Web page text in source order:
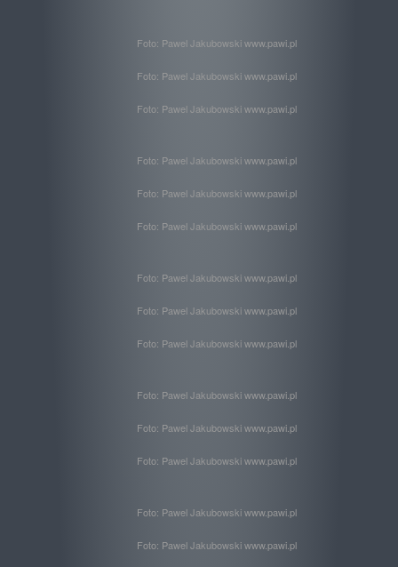
Foto: Pawel Jakubowski www.pawi.pl
Foto: Pawel Jakubowski www.pawi.pl
Foto: Pawel Jakubowski www.pawi.pl
Foto: Pawel Jakubowski www.pawi.pl
Foto: Pawel Jakubowski www.pawi.pl
Foto: Pawel Jakubowski www.pawi.pl
Foto: Pawel Jakubowski www.pawi.pl
Foto: Pawel Jakubowski www.pawi.pl
Foto: Pawel Jakubowski www.pawi.pl
Foto: Pawel Jakubowski www.pawi.pl
Foto: Pawel Jakubowski www.pawi.pl
Foto: Pawel Jakubowski www.pawi.pl
Foto: Pawel Jakubowski www.pawi.pl
Foto: Pawel Jakubowski www.pawi.pl